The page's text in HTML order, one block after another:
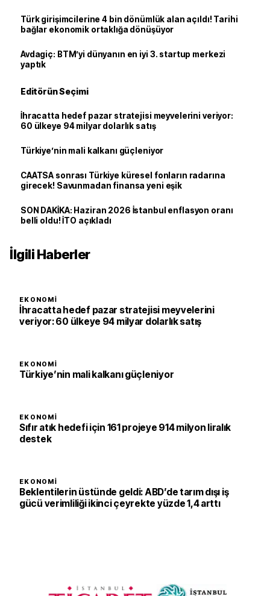
Türk girişimcilerine 4 bin dönümlük alan açıldı! Tarihi
bağlar ekonomik ortaklığa dönüşüyor
Avdagiç: BTM’yi dünyanın en iyi 3. startup merkezi
yaptık
Editörün Seçimi
İhracatta hedef pazar stratejisi meyvelerini veriyor:
60 ülkeye 94 milyar dolarlık satış
Türkiye’nin mali kalkanı güçleniyor
CAATSA sonrası Türkiye küresel fonların radarına
girecek! Savunmadan finansa yeni eşik
SON DAKİKA: Haziran 2026 İstanbul enflasyon oranı
belli oldu! İTO açıkladı
İlgili Haberler
EKONOMI
İhracatta hedef pazar stratejisi meyvelerini
veriyor: 60 ülkeye 94 milyar dolarlık satış
EKONOMI
Türkiye’nin mali kalkanı güçleniyor
EKONOMI
Sıfır atık hedefi için 161 projeye 914 milyon liralık
destek
EKONOMI
Beklentilerin üstünde geldi: ABD’de tarım dışı iş
gücü verimliliği ikinci çeyrekte yüzde 1,4 arttı